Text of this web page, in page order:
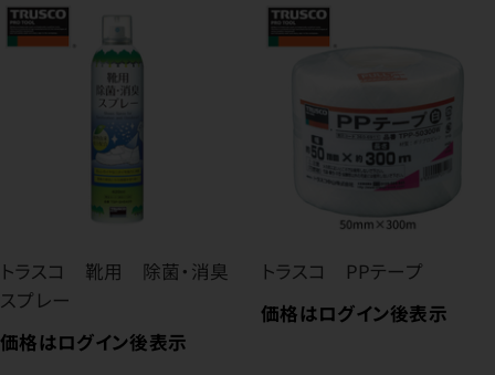
トラスコ 靴用 除菌・消臭
スプレー
価格はログイン後表示
トラスコ PPテープ
価格はログイン後表示